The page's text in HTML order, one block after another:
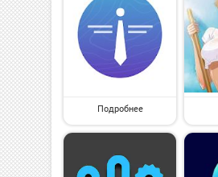
Подробнее